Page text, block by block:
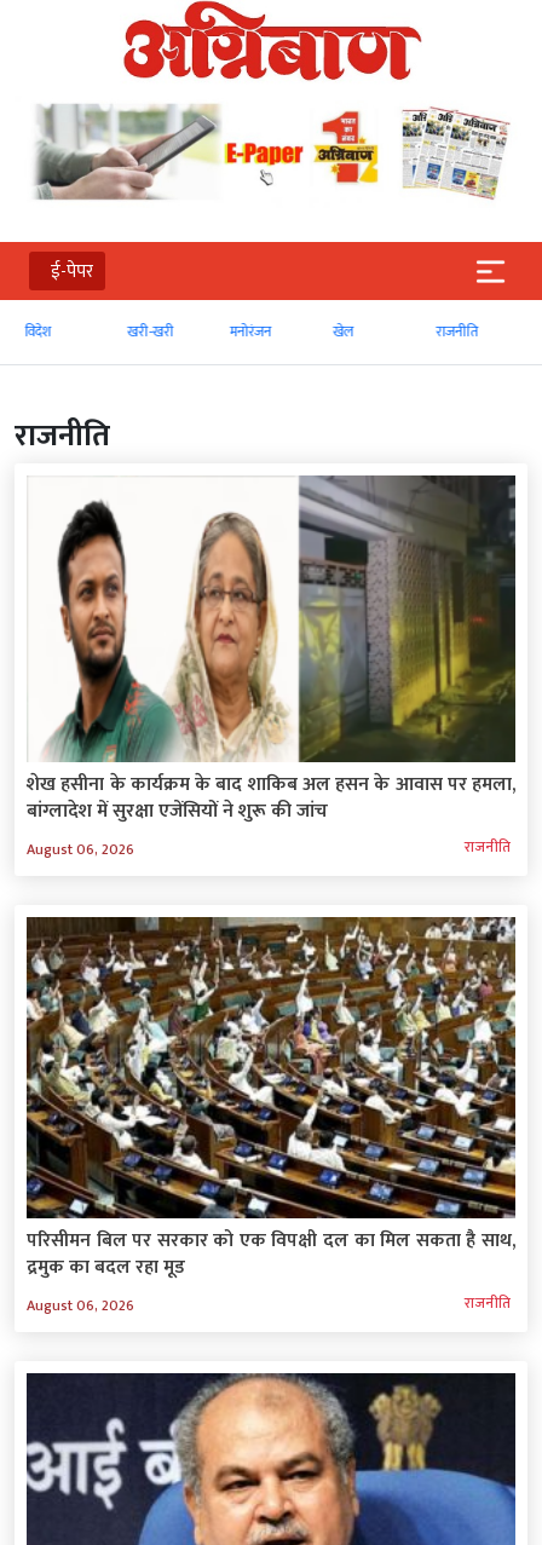
ई-पेपर
खरी-खरी मनोरंजन खेल राजनीति व्‍यापार
राजनीति
शेख हसीना के कार्यक्रम के बाद शाकिब अल हसन के आवास पर हमला,
बांग्लादेश में सुरक्षा एजेंसियों ने शुरू की जांच
August 06, 2026 राजनीति
परिसीमन बिल पर सरकार को एक विपक्षी दल का मिल सकता है साथ,
द्रमुक का बदल रहा मूड
August 06, 2026 राजनीति